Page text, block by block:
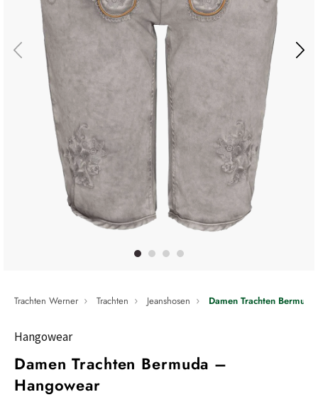
Trachten Werner Trachten Jeanshosen Damen Trachten Bermuda
Hangowear
Damen Trachten Bermuda –
Hangowear